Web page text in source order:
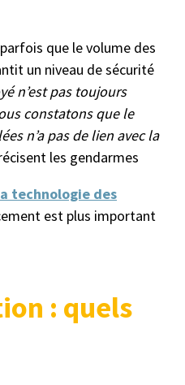
que le volume des
un niveau de sécurité
n’est pas toujours
constatons que le
n’a pas de lien avec la
les gendarmes
technologie des
est plus important
: quels